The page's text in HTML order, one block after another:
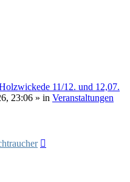
11/12. und 12,07.
23:06 » in Veranstaltungen